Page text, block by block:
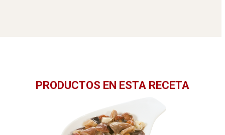
PRODUCTOS EN ESTA RECETA